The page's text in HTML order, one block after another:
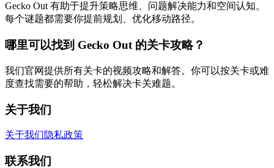
Gecko Out 有助于提升策略思维、问题解决能力和空间认知。
每个谜题都需要你提前规划、优化移动路径。
哪里可以找到 Gecko Out 的关卡攻略？
我们官网提供所有关卡的视频攻略和解答。你可以按关卡或难
度查找需要的帮助，轻松解决卡关难题。
关于我们
关于我们隐私政策
联系我们